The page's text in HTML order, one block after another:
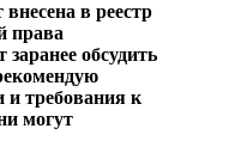
внесена в реестр
права
заранее обсудить
и требования к
могут